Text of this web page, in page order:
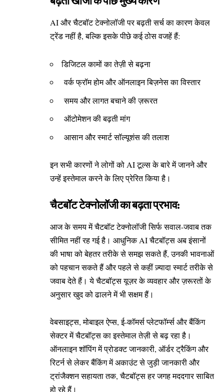
AI और चैटबॉट टेक्नोलॉजी पर बढ़ती सर्च का कारण केवल
ट्रेंड नहीं है, बल्कि इसके पीछे कई ठोस वजहें हैं:
डिजिटल कामों का तेज़ी से बढ़ना
वर्क फ्रॉम होम और ऑनलाइन बिज़नेस का विस्तार
समय और लागत बचाने की ज़रूरत
ऑटोमेशन की बढ़ती मांग
आसान और स्मार्ट सॉल्यूशंस की तलाश
इन सभी कारणों ने लोगों को AI टूल्स के बारे में जानने और
उन्हें इस्तेमाल करने के लिए प्रेरित किया है।
चैटबॉट टेक्नोलॉजी का बढ़ता प्रभाव:
आज के समय में चैटबॉट टेक्नोलॉजी सिर्फ सवाल-जवाब तक
सीमित नहीं रह गई है। आधुनिक AI चैटबॉट्स अब इंसानों
की भाषा को बेहतर तरीके से समझ सकते हैं, उनकी भावनाओं
को पहचान सकते हैं और पहले से कहीं ज़्यादा स्मार्ट तरीके से
जवाब देते हैं। ये चैटबॉट्स यूज़र के व्यवहार और ज़रूरतों के
अनुसार खुद को ढालने में भी सक्षम हैं।
वेबसाइट्स, मोबाइल ऐप्स, ई-कॉमर्स प्लेटफॉर्म्स और बैंकिंग
सेक्टर में चैटबॉट्स का इस्तेमाल तेज़ी से बढ़ रहा है।
ऑनलाइन शॉपिंग में प्रोडक्ट जानकारी, ऑर्डर ट्रैकिंग और
रिटर्न से लेकर बैंकिंग में अकाउंट से जुड़ी जानकारी और
ट्रांजैक्शन सहायता तक, चैटबॉट्स हर जगह मददगार साबित
हो रहे हैं।